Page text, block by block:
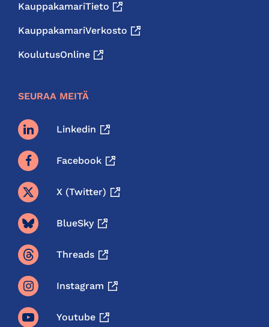
KauppakamariTieto
KauppakamariVerkosto
KoulutusOnline
SEURAA MEITÄ
Linkedin
Facebook
X (twitter)
BlueSky
Threads
Instagram
Youtube